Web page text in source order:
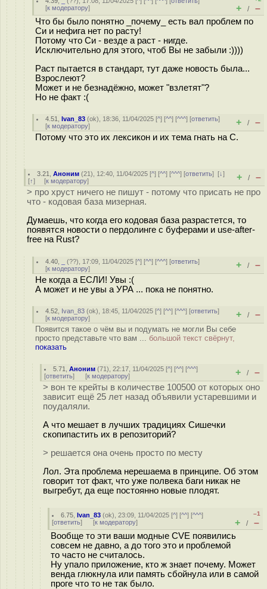
[к модератору] + / –
Что бы было понятно _почему_ есть вал проблем по
Си и нефига нет по расту!
Потому что Си - везде а раст - нигде.
Исключительно для этого, чтоб Вы не забыли :))))
Раст пытается в стандарт, тут даже новость была...
Взрослеют?
Может и не безнадёжно, может "взлетят"?
Но не факт :(
4.51 ,Ivan_83 (ok), 18:36, 11/04/2025 [^] [^^] [^^^] [ответить]
[к модератору] + / –
Потому что это их лексикон и их тема гнать на С.
3.21 ,Аноним (21), 12:40, 11/04/2025 [^] [^^] [^^^] [ответить][↓]
[↑] [к модератору] + / –
> про хруст ничего не пишут - потому что присать не про
что - кодовая база мизерная.
Думаешь, что когда его кодовая база разрастется, то
появятся новости о пердолинге с буферами и use-after-
free на Rust?
4.40 (??), 17:09, 11/04/2025 [^] [^^] [^^^] [ответить]
[к модератору] + / –
Не когда а ЕСЛИ! Увы :(
А может и не увы а УРА ... пока не понятно.
4.52 Ivan_83 (ok), 18:45, 11/04/2025 [^] [^^] [^^^] [ответить]
[к модератору] + / –
Появится такое о чём вы и подумать не могли Вы себе
просто представьте что вам ... большой текст свёрнут,
показать
5.71 ,Аноним (71), 22:17, 11/04/2025 [^] [^^] [^^^]
[ответить] [к модератору] + / –
> вон те крейты в количестве 100500 от которых оно
зависит ещё 25 лет назад объявили устаревшими и
поудаляли.
А что мешает в лучших традициях Сишечки
скопипастить их в репозиторий?
> решается она очень просто по месту
Лол. Эта проблема нерешаема в принципе. Об этом
говорит тот факт, что уже полвека баги никак не
выгребут, да еще постоянно новые плодят.
6.75 ,Ivan_83 (ok), 23:09, 11/04/2025 [^] [^^] [^^^]
[ответить] [к модератору]
–1
+ / –
Вообще то эти ваши модные CVE появились
совсем не давно, а до того это и проблемой
то часто не считалось.
Ну упало приложение, кто ж знает почему. Может
венда глюкнула или память сбойнула или в самой
проге что то не так было.